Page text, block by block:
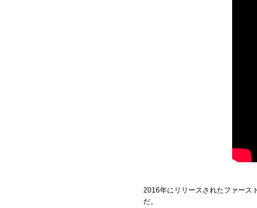
2016年にリリースされたファース
だ。